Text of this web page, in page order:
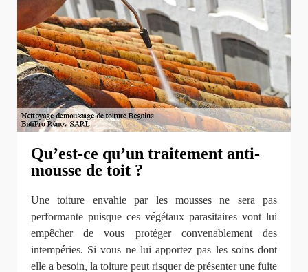
Qu’est-ce qu’un traitement anti-
mousse de toit ?
Une toiture envahie par les mousses ne sera pas
performante puisque ces végétaux parasitaires vont lui
empêcher de vous protéger convenablement des
intempéries. Si vous ne lui apportez pas les soins dont
elle a besoin, la toiture peut risquer de présenter une fuite